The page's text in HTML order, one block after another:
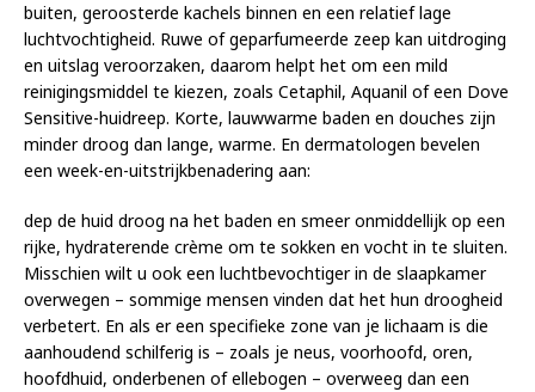
buiten, geroosterde kachels binnen en een relatief lage
luchtvochtigheid. Ruwe of geparfumeerde zeep kan uitdroging
en uitslag veroorzaken, daarom helpt het om een mild
reinigingsmiddel te kiezen, zoals Cetaphil, Aquanil of een Dove
Sensitive-huidreep. Korte, lauwwarme baden en douches zijn
minder droog dan lange, warme. En dermatologen bevelen
een week-en-uitstrijkbenadering aan:
dep de huid droog na het baden en smeer onmiddellijk op een
rijke, hydraterende crème om te sokken en vocht in te sluiten.
Misschien wilt u ook een luchtbevochtiger in de slaapkamer
overwegen – sommige mensen vinden dat het hun droogheid
verbetert. En als er een specifieke zone van je lichaam is die
aanhoudend schilferig is – zoals je neus, voorhoofd, oren,
hoofdhuid, onderbenen of ellebogen – overweeg dan een